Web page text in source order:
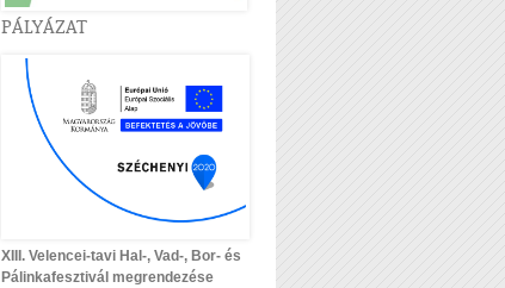
PÁLYÁZAT
XIII. Velencei-tavi Hal-, Vad-, Bor- és
Pálinkafesztivál megrendezése